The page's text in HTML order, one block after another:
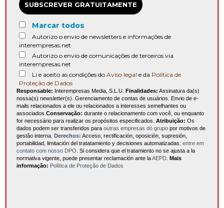
SUBSCREVER GRATUITAMENTE
Marcar todos
Autorizo o envio de newsletters e informações de
interempresas.net
Autorizo o envio de comunicações de terceiros via
interempresas.net
Li e aceito as condições do Aviso legal e da Política de
Proteção de Dados
Responsable: Interempresas Media, S.L.U. Finalidades: Assinatura da(s)
nossa(s) newsletter(s). Gerenciamento de contas de usuários. Envio de e-
mails relacionados a ele ou relacionados a interesses semelhantes ou
associados.Conservação: durante o relacionamento com você, ou enquanto
for necessário para realizar os propósitos especificados. Atribuição: Os
dados podem ser transferidos para outras empresas do grupo por motivos de
gestão interna. Derechos: Acceso, rectificación, oposición, supresión,
portabilidad, limitación del tratatamiento y decisiones automatizadas: entre em
contato com nosso DPO. Si considera que el tratamiento no se ajusta a la
normativa vigente, puede presentar reclamación ante laAEPD. Mais
informação: Política de Proteção de Dados